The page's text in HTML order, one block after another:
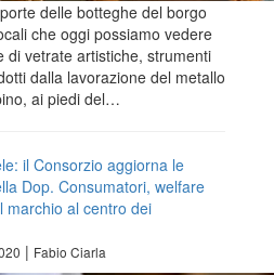
delle botteghe del borgo
che oggi possiamo vedere
di vetrate artistiche, strumenti
dalla lavorazione del metallo
ai piedi del…
il Consorzio aggiorna le
Dop. Consumatori, welfare
marchio al centro dei
| Fabio Ciarla